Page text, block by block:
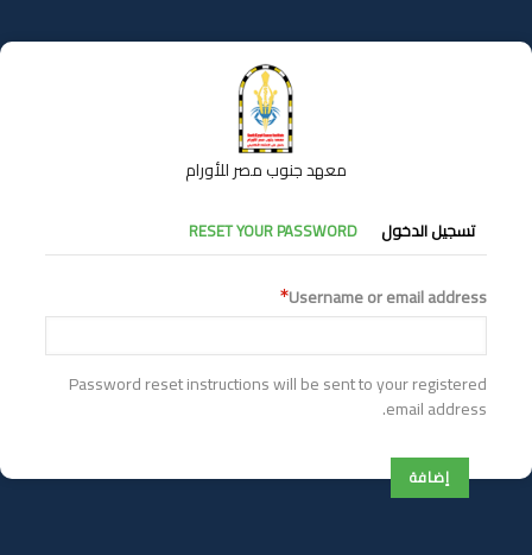
إلى
المحتوى
معهد جنوب مصر للأورام
التبويبات
الأساسية
تسجيل الدخول RESET YOUR PASSWORD
Username or email address
Password reset instructions will be sent to your registered
email address.